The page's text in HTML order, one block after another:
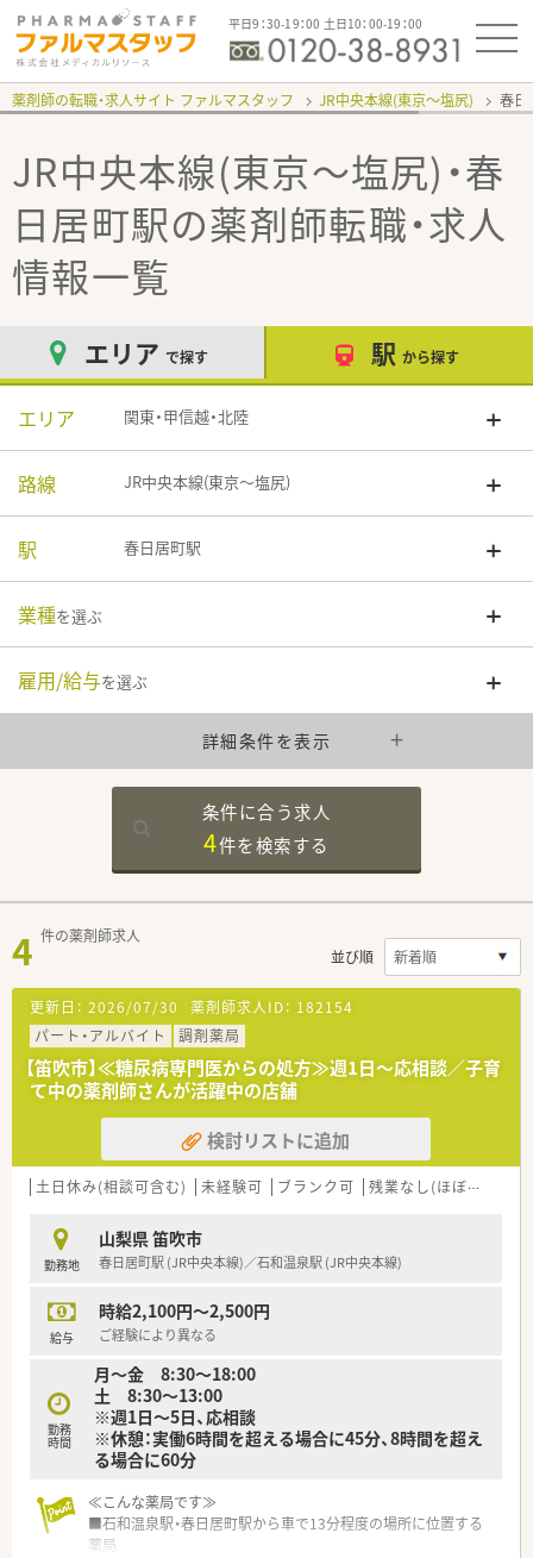
平日9：30-19：00 土日10：00-19：00
薬剤師の転職・求人サイト ファルマスタッフ JR中央本線(東京～塩尻) 春
JR中央本線(東京～塩尻)・春
日居町駅の薬剤師転職・求人
情報一覧
エリア で探す 駅 から探す
エリア 関東・甲信越・北陸
路線 JR中央本線(東京～塩尻)
駅 春日居町駅
業種を選ぶ
雇用/給与を選ぶ
詳細条件を表示
条件に合う求人
4件を検索する
4 件の薬剤師求人
並び順
更新日： 2026/07/30 薬剤師求人ID： 182154
パート・アルバイト
調剤薬局
【笛吹市】≪糖尿病専門医からの処方≫週1日～応相談／子育
て中の薬剤師さんが活躍中の店舗
検討リストに追加
土日休み(相談可含む) 未経験可 ブランク可 残業なし(ほぼなし含む)
勤務地
山梨県 笛吹市
春日居町駅 (JR中央本線)／石和温泉駅 (JR中央本線)
給与
時給2,100円～2,500円
ご経験により異なる
勤務
時間
月～金 8:30～18:00
土 8:30～13:00
※週1日～5日、応相談
※休憩：実働6時間を超える場合に45分、8時間を超え
る場合に60分
≪こんな薬局です≫
■石和温泉駅・春日居町駅から車で13分程度の場所に位置する
薬局